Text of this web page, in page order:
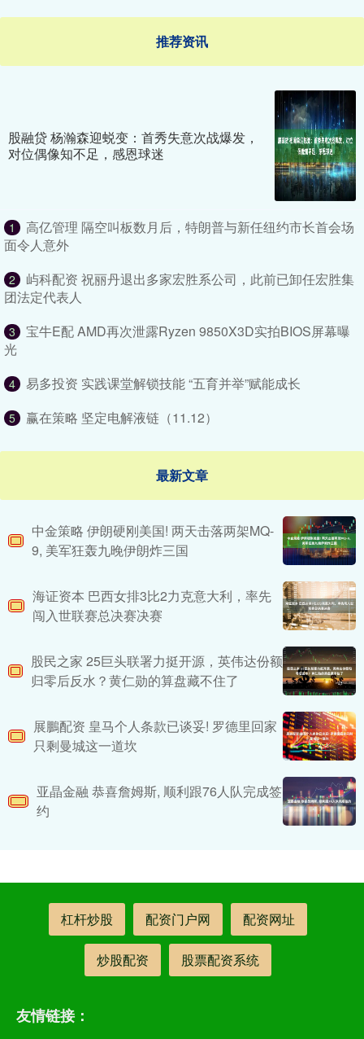
推荐资讯
股融贷 杨瀚森迎蜕变：首秀失意次战爆发，
对位偶像知不足，感恩球迷
1
高亿管理 隔空叫板数月后，特朗普与新任纽约市长首会场
面令人意外
2
屿科配资 祝丽丹退出多家宏胜系公司，此前已卸任宏胜集
团法定代表人
3
宝牛E配 AMD再次泄露Ryzen 9850X3D实拍BIOS屏幕曝
光
4 易多投资 实践课堂解锁技能 “五育并举”赋能成长
5 赢在策略 坚定电解液链（11.12）
最新文章
中金策略 伊朗硬刚美国! 两天击落两架MQ-
9, 美军狂轰九晚伊朗炸三国
海证资本 巴西女排3比2力克意大利，率先
闯入世联赛总决赛决赛
股民之家 25巨头联署力挺开源，英伟达份额
归零后反水？黄仁勋的算盘藏不住了
展鵬配资 皇马个人条款已谈妥! 罗德里回家
只剩曼城这一道坎
亚晶金融 恭喜詹姆斯, 顺利跟76人队完成签
约
杠杆炒股 配资门户网 配资网址
炒股配资 股票配资系统
友情链接：